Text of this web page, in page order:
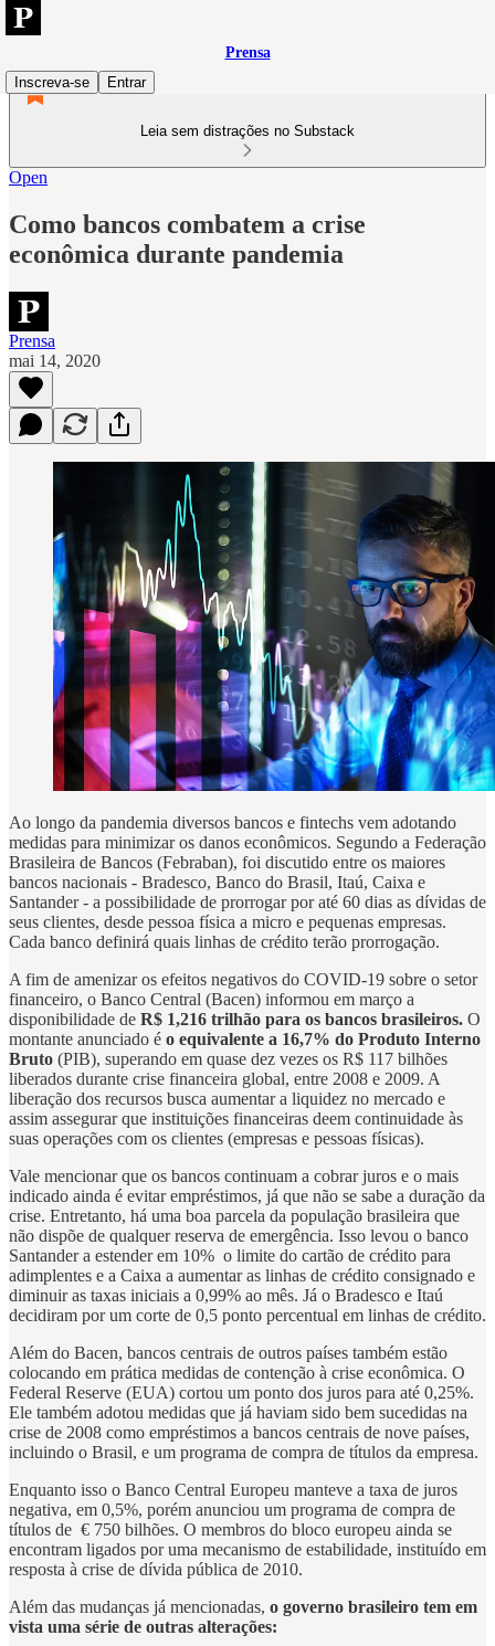
Prensa
Inscreva-se
Entrar
Leia sem distrações no Substack
Open
Como bancos combatem a crise
econômica durante pandemia
Prensa
mai 14, 2020
Ao longo da pandemia diversos bancos e fintechs vem adotando
medidas para minimizar os danos econômicos. Segundo a Federação
Brasileira de Bancos (Febraban), foi discutido entre os maiores
bancos nacionais - Bradesco, Banco do Brasil, Itaú, Caixa e
Santander - a possibilidade de prorrogar por até 60 dias as dívidas de
seus clientes, desde pessoa física a micro e pequenas empresas.
Cada banco definirá quais linhas de crédito terão prorrogação.
A fim de amenizar os efeitos negativos do COVID-19 sobre o setor
financeiro, o Banco Central (Bacen) informou em março a
disponibilidade de R$ 1,216 trilhão para os bancos brasileiros. O
montante anunciado é o equivalente a 16,7% do Produto Interno
Bruto (PIB), superando em quase dez vezes os R$ 117 bilhões
liberados durante crise financeira global, entre 2008 e 2009. A
liberação dos recursos busca aumentar a liquidez no mercado e
assim assegurar que instituições financeiras deem continuidade às
suas operações com os clientes (empresas e pessoas físicas).
Vale mencionar que os bancos continuam a cobrar juros e o mais
indicado ainda é evitar empréstimos, já que não se sabe a duração da
crise. Entretanto, há uma boa parcela da população brasileira que
não dispõe de qualquer reserva de emergência. Isso levou o banco
Santander a estender em 10% o limite do cartão de crédito para
adimplentes e a Caixa a aumentar as linhas de crédito consignado e
diminuir as taxas iniciais a 0,99% ao mês. Já o Bradesco e Itaú
decidiram por um corte de 0,5 ponto percentual em linhas de crédito.
Além do Bacen, bancos centrais de outros países também estão
colocando em prática medidas de contenção à crise econômica. O
Federal Reserve (EUA) cortou um ponto dos juros para até 0,25%.
Ele também adotou medidas que já haviam sido bem sucedidas na
crise de 2008 como empréstimos a bancos centrais de nove países,
incluindo o Brasil, e um programa de compra de títulos da empresa.
Enquanto isso o Banco Central Europeu manteve a taxa de juros
negativa, em 0,5%, porém anunciou um programa de compra de
títulos de € 750 bilhões. O membros do bloco europeu ainda se
encontram ligados por uma mecanismo de estabilidade, instituído em
resposta à crise de dívida pública de 2010.
Além das mudanças já mencionadas, o governo brasileiro tem em
vista uma série de outras alterações: